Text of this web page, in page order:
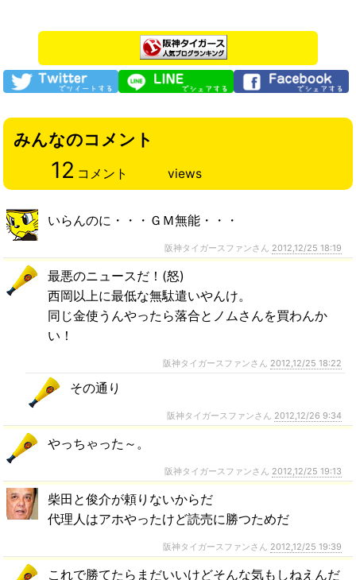
みんなのコメント
12 コメント views
いらんのに・・・ＧＭ無能・・・
阪神タイガースファンさん 2012,12/25 18:19
最悪のニュースだ！(怒)
西岡以上に最低な無駄遣いやんけ。
同じ金使うんやったら落合とノムさんを買わんか
い！
阪神タイガースファンさん 2012,12/25 18:22
その通り
阪神タイガースファンさん 2012,12/26 9:34
やっちゃった～。
阪神タイガースファンさん 2012,12/25 19:13
柴田と俊介が頼りないからだ
代理人はアホやったけど読売に勝つためだ
阪神タイガースファンさん 2012,12/25 19:39
これで勝てたらまだいいけどそんな気もしねえんだ